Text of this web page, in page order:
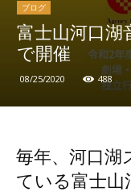
ブログ
富士山河口湖
で開催
08/25/2020 488
毎年、河口湖
ている富士山